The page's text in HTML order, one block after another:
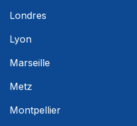
Londres
Lyon
Marseille
Metz
Montpellier